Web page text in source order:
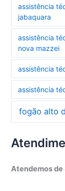
assistência
jabaquara
assistência
nova mazzei
assistência
assistência
fogão alto
Atendemos de